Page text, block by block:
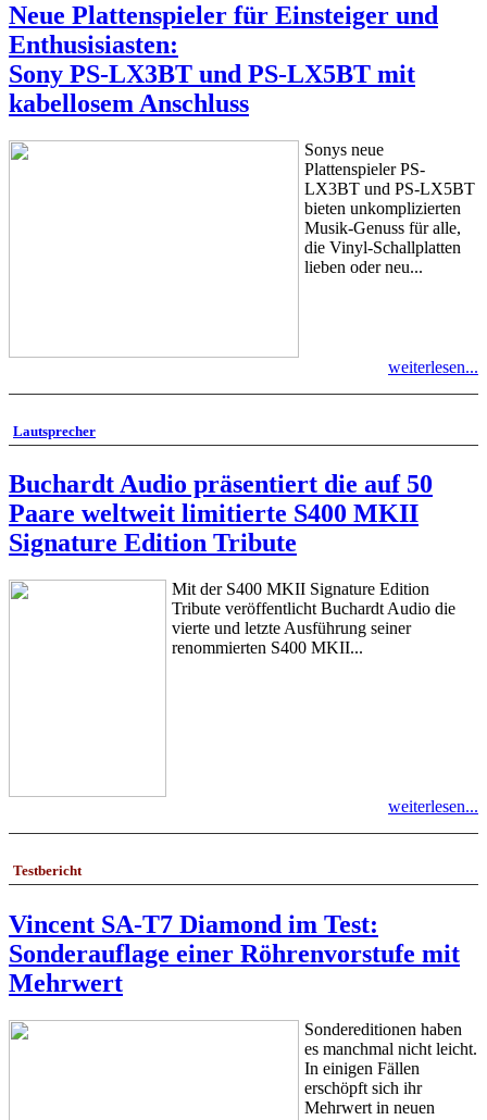
Neue Plattenspieler für Einsteiger und
Enthusisiasten:
Sony PS-LX3BT und PS-LX5BT mit
kabellosem Anschluss
Sonys neue
Plattenspieler PS-
LX3BT und PS-LX5BT
bieten unkomplizierten
Musik-Genuss für alle,
die Vinyl-Schallplatten
lieben oder neu...
weiterlesen...
Lautsprecher
Buchardt Audio präsentiert die auf 50
Paare weltweit limitierte S400 MKII
Signature Edition Tribute
Mit der S400 MKII Signature Edition
Tribute veröffentlicht Buchardt Audio die
vierte und letzte Ausführung seiner
renommierten S400 MKII...
weiterlesen...
Testbericht
Vincent SA-T7 Diamond im Test:
Sonderauflage einer Röhrenvorstufe mit
Mehrwert
Sondereditionen haben
es manchmal nicht leicht.
In einigen Fällen
erschöpft sich ihr
Mehrwert in neuen